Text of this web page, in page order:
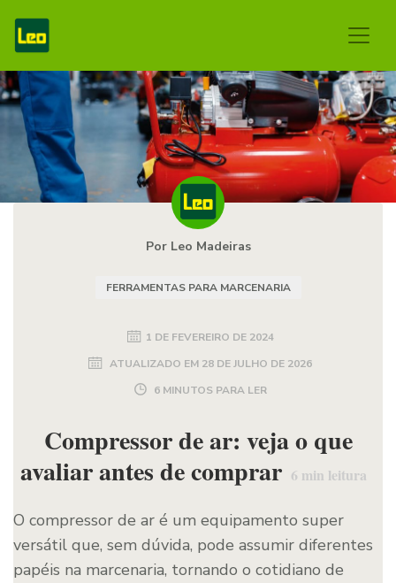
Por Leo Madeiras
FERRAMENTAS PARA MARCENARIA
1 DE FEVEREIRO DE 2024
ATUALIZADO EM 28 DE JULHO DE 2026
6 MINUTOS PARA LER
Compressor de ar: veja o que
avaliar antes de comprar 6 min leitura
O compressor de ar é um equipamento super
versátil que, sem dúvida, pode assumir diferentes
papéis na marcenaria, tornando o cotidiano de